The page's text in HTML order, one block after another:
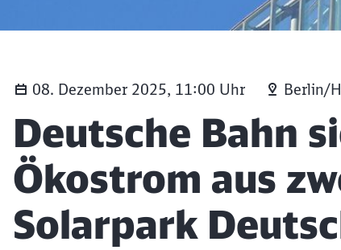
08. Dezember 2025, 11:00 Uhr Berlin/
Artikel:
Deutsche Bahn
Ökostrom aus
Solarpark